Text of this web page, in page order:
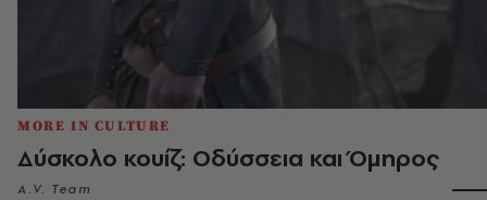
MORE IN CULTURE
Δύσκολο κουίζ: Οδύσσεια και Όμηρος
A.V. Team